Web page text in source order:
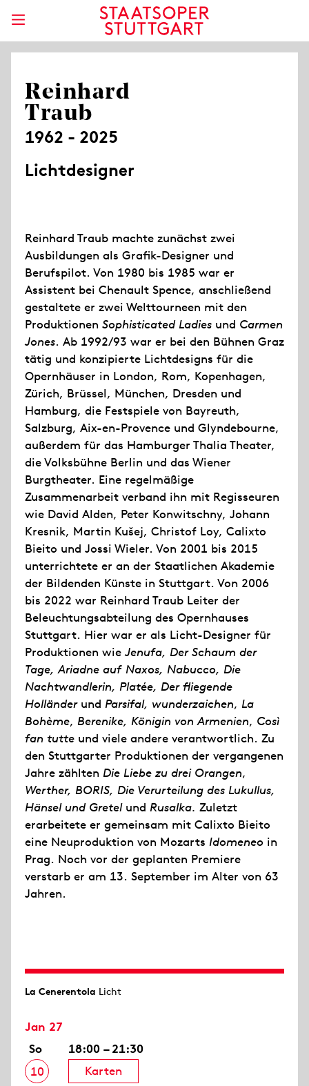
Reinhard
Traub
1962 - 2025
Lichtdesigner
Reinhard Traub machte zunächst zwei
Ausbildungen als Grafik-Designer und
Berufspilot. Von 1980 bis 1985 war er
Assistent bei Chenault Spence, anschließend
gestaltete er zwei Welttourneen mit den
Produktionen Sophisticated Ladies und Carmen
Jones. Ab 1992/93 war er bei den Bühnen Graz
tätig und konzipierte Lichtdesigns für die
Opernhäuser in London, Rom, Kopenhagen,
Zürich, Brüssel, München, Dresden und
Hamburg, die Festspiele von Bayreuth,
Salzburg, Aix-en-Provence und Glyndebourne,
außerdem für das Hamburger Thalia Theater,
die Volksbühne Berlin und das Wiener
Burgtheater. Eine regelmäßige
Zusammenarbeit verband ihn mit Regisseuren
wie David Alden, Peter Konwitschny, Johann
Kresnik, Martin Kušej, Christof Loy, Calixto
Bieito und Jossi Wieler. Von 2001 bis 2015
unterrichtete er an der Staatlichen Akademie
der Bildenden Künste in Stuttgart. Von 2006
bis 2022 war Reinhard Traub Leiter der
Beleuchtungsabteilung des Opernhauses
Stuttgart. Hier war er als Licht-Designer für
Produktionen wieJenufa, Der Schaum der
Tage, Ariadne auf Naxos, Nabucco, Die
Nachtwandlerin, Platée, Der fliegende
Holländerund Parsifal, wunderzaichen, La
Bohème, Berenike, Königin von Armenien, Così
fan tutte und viele andere verantwortlich. Zu
den Stuttgarter Produktionen der vergangenen
Jahre zählten Die Liebe zu drei Orangen,
Werther, BORIS, Die Verurteilung des Lukullus,
Hänsel und Gretel und Rusalka. Zuletzt
erarbeitete er gemeinsam mit Calixto Bieito
eine Neuproduktion von Mozarts Idomeneo in
Prag. Noch vor der geplanten Premiere
verstarb er am 13. September im Alter von 63
Jahren.
La Cenerentola Licht
Jan 27
So
10
18:00 – 21:30
Karten